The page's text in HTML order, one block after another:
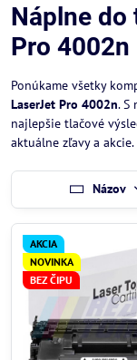
Náplne do
Pro 4002n
Ponúkame všetky
LaserJet Pro 4002n. S
najlepšie tlačové
aktuálne zľavy a akcie.
Názov
AKCIA
NOVINKA
BEZ ČIPU